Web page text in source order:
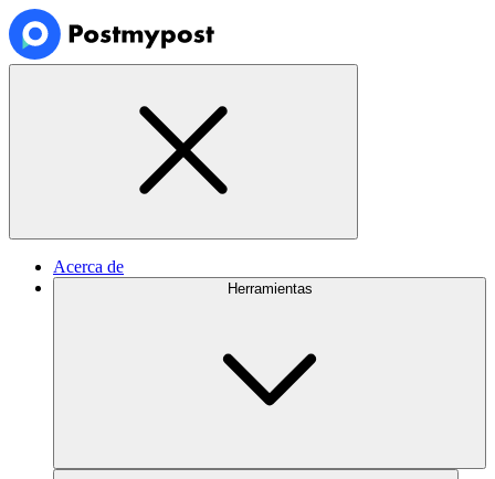
Acerca de
Herramientas